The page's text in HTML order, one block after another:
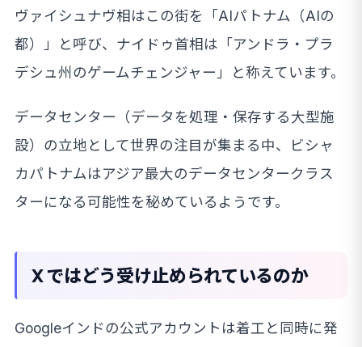
ヴァイシュナヴ相はこの街を「AIパトナム（AIの
都）」と呼び、ナイドゥ首相は「アンドラ・プラ
デシュ州のゲームチェンジャー」と称えています。
データセンター（データを処理・保存する大型施
設）の立地として世界の注目が集まる中、ビシャ
カパトナムはアジア最大のデータセンタークラス
ターになる可能性を秘めているようです。
X ではどう受け止められているのか
Googleインドの公式アカウントは着工と同時に発